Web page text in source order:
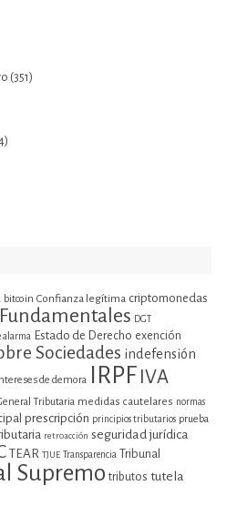
(351)
bitcoin Confianza legítima criptomonedas
DGT
alarma Estado de Derecho exención
Sociedades indefensión
de demora IRPF IVA
Tributaria medidas cautelares normas
prescripción principios tributarios prueba
retroacción seguridad jurídica
TEAR TJUE Transparencia Tribunal
Supremo tributos tutela